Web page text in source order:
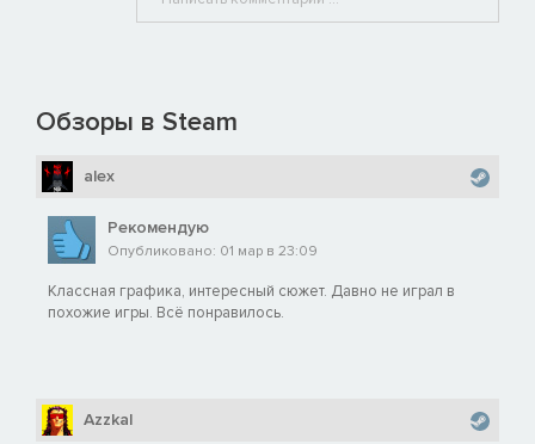
Обзоры в Steam
alex
Рекомендую
Опубликовано: 01 мар в 23:09
Классная графика, интересный сюжет. Давно не играл в
похожие игры. Всё понравилось.
Azzkal